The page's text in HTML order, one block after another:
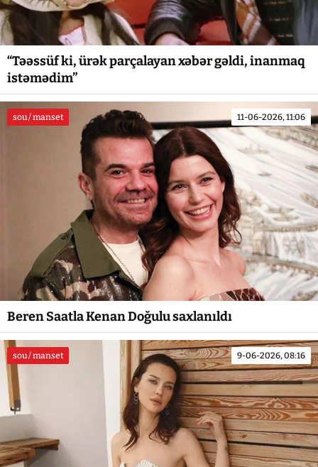
“Təəssüf ki, ürək parçalayan xəbər gəldi, inanmaq
istəmədim”
sou / manset 11-06-2026, 11:06
Beren Saatla Kenan Doğulu saxlanıldı
sou / manset 9-06-2026, 08:16